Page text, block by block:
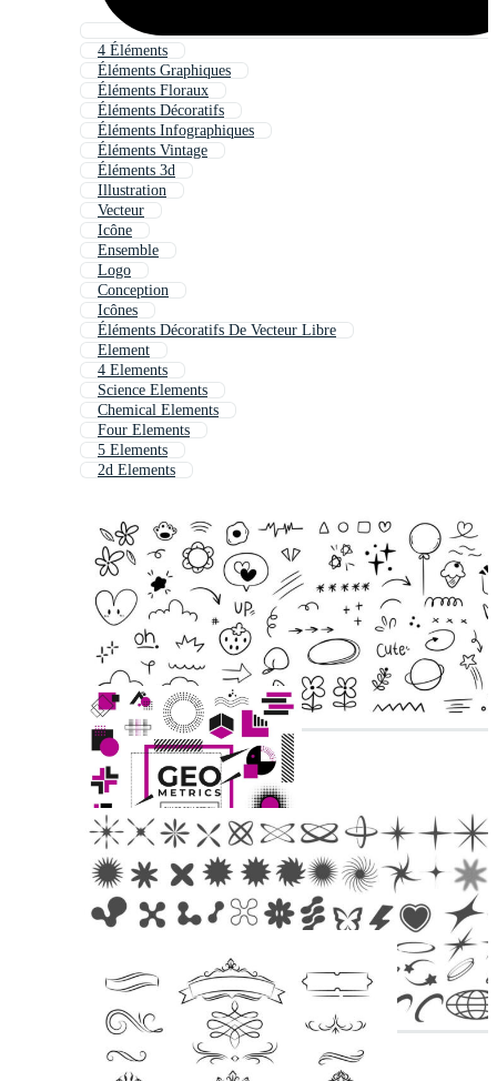
4 Éléments
Éléments Graphiques
Éléments Floraux
Éléments Décoratifs
Éléments Infographiques
Éléments Vintage
Éléments 3d
Illustration
Vecteur
Icône
Ensemble
Logo
Conception
Icônes
Éléments Décoratifs De Vecteur Libre
Element
4 Elements
Science Elements
Chemical Elements
Four Elements
5 Elements
2d Elements